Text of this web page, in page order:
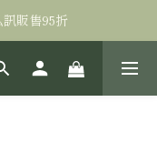
販售95折